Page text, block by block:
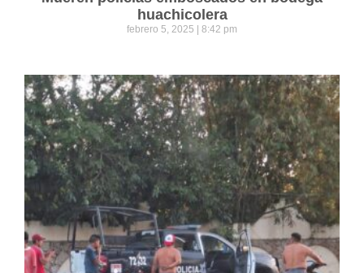
huachicolera
febrero 5, 2025 8:42 pm